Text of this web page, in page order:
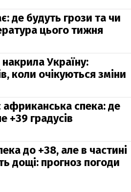
де будуть грози та чи
цього тижня
Україну:
коли очікуються зміни
африканська спека: де
+39 градусів
до +38, але в частині
дощі: прогноз погоди